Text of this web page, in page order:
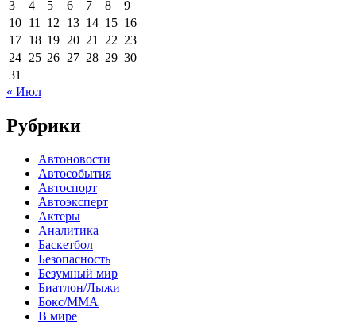
3
4 5 6 7 8
9
10 11 12 13 14 15 16
17 18 19 20 21 22 23
24 25 26 27 28 29 30
31
« Июл
Рубрики
Автоновости
Автособытия
Автоспорт
Автоэксперт
Актеры
Аналитика
Баскетбол
Безопасность
Безумный мир
Биатлон/Лыжи
Бокс/MMA
В мире